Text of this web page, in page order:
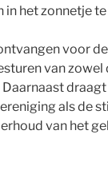
in het zonnetje
voor
van
als de
van het